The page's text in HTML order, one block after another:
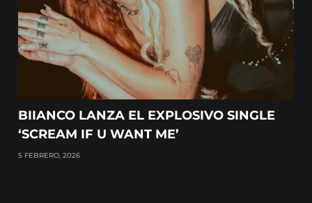
BIIANCO LANZA EL EXPLOSIVO SINGLE
‘SCREAM IF U WANT ME’
5 FEBRERO, 2026